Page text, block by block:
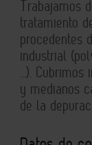
Trabajamos
tratamiento
procedentes
industrial
…). Cubrimos
y medianos
de la